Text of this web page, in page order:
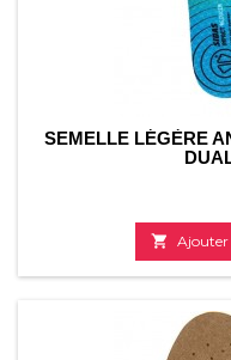
SEMELLE LÉGÈRE
 Ajouter